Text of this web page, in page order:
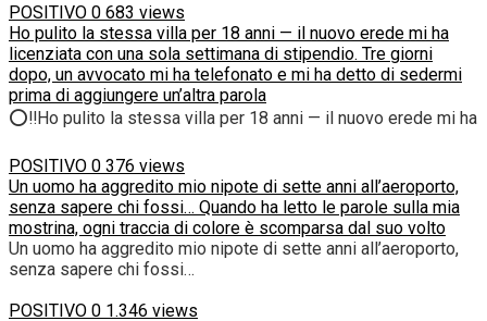
POSITIVO 0 683 views
Ho pulito la stessa villa per 18 anni — il nuovo erede mi ha
licenziata con una sola settimana di stipendio. Tre giorni
dopo, un avvocato mi ha telefonato e mi ha detto di sedermi
prima di aggiungere un’altra parola
⭕‼️Ho pulito la stessa villa per 18 anni — il nuovo erede mi ha
POSITIVO 0 376 views
Un uomo ha aggredito mio nipote di sette anni all’aeroporto,
senza sapere chi fossi… Quando ha letto le parole sulla mia
mostrina, ogni traccia di colore è scomparsa dal suo volto
Un uomo ha aggredito mio nipote di sette anni all’aeroporto,
senza sapere chi fossi…
POSITIVO 0 1.346 views